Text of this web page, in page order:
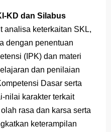
Sosiologi 2025 + Kunci
Konsep Geografi + Kunci
Analisa Informasi Geospasial
Level. Kuasai 150 Bank Soal HOTS Sekarang!
2025 + Kunci Jawaban
TKA Geografi [Wajib Baca]
KD dan Silabus
analisa keterkaitan SKL,
dengan penentuan
(IPK) dan materi
dan penilaian
Dasar serta
nilai karakter terkait
rasa dan karsa serta
keterampilan